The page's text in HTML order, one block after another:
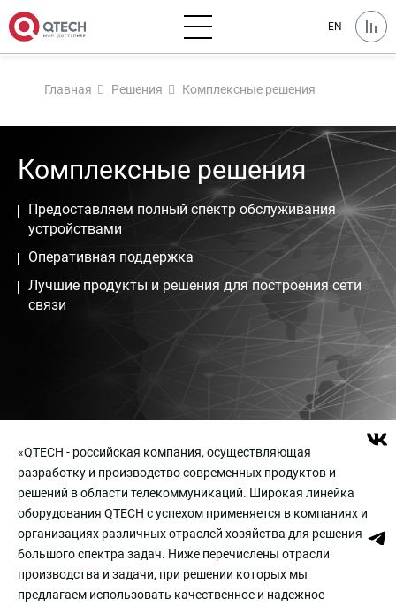
EN
Главная Решения Комплексные решения
Комплексные решения
Предоставляем полный спектр обслуживания
устройствами
Оперативная поддержка
Лучшие продукты и решения для построения сети
связи
«QTECH - российская компания, осуществляющая
разработку и производство современных продуктов и
решений в области телекоммуникаций. Широкая линейка
оборудования QTECH с успехом применяется в компаниях и
организациях различных отраслей хозяйства для решения
большого спектра задач. Ниже перечислены отрасли
производства и задачи, при решении которых мы
предлагаем использовать качественное и надежное